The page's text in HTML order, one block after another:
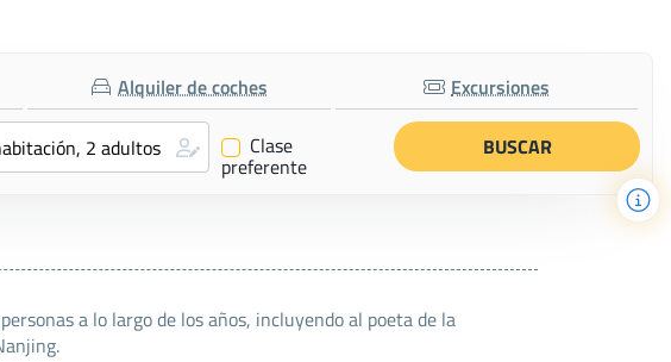
Alquiler de coches Excursiones
✔ Clase
preferente
a lo largo de los años, incluyendo al poeta de la